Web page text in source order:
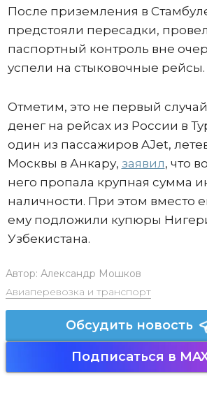
После приземления в
предстояли пересадки,
паспортный контроль вне
успели на стыковочные рейсы.
Отметим, это не первый
денег на рейсах из России в
один из пассажиров AJet,
Москвы в Анкару, заявил, что
него пропала крупная сумма
наличности. При этом вместо
ему подложили купюры
Узбекистана.
Автор: Александр Мошков
Авиаперевозка и транспорт
Обсудить новость
Подписаться в